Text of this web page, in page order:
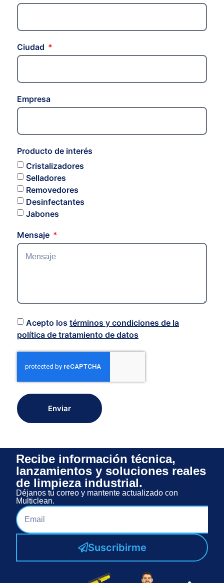
Ciudad
Empresa
Producto de interés
Cristalizadores
Selladores
Removedores
Desinfectantes
Jabones
Mensaje
Acepto los términos y condiciones de la
política de tratamiento de datos
Enviar
Recibe información técnica,
lanzamientos y soluciones reales
de limpieza industrial.
Déjanos tu correo y mantente actualizado con
Multiclean.
Suscribirme